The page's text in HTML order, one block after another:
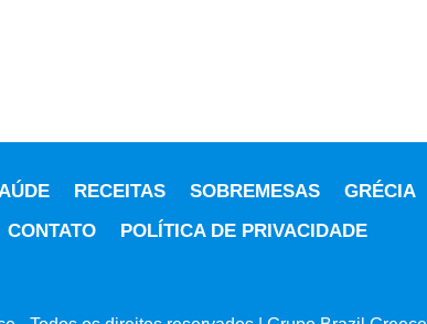
RECEITAS SOBREMESAS GRÉCIA
CONTATO POLÍTICA DE PRIVACIDADE